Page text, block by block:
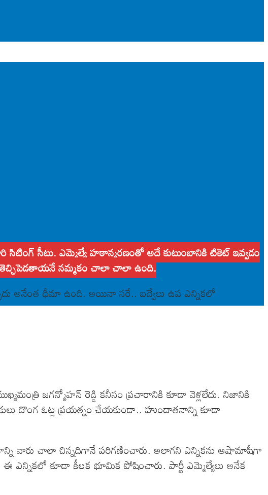
సీటు. ఎమ్మెల్యే హఠాన్మరణంతో అదే కుటుంబానికి టికెట్ ఇవ్వడం
తెచ్చిపెడతాయనే నమ్మకం చాలా చాలా ఉంది.
అనేంత ధీమా ఉంది. అయినా సరే.. బద్వేలు ఉప ఎన్నికలో
జగన్మోహన్ రెడ్డి కనీసం ప్రచారానికి కూడా వెళ్లలేదు. నిజానికి
దొంగ ఓట్ల ప్రయత్నం చేయకుండా.. హుందాతనాన్ని కూడా
వారు చాలా చిన్నదిగానే పరిగణించారు. అలాగని ఎన్నికను ఆషామాషీగా
ఈ ఎన్నికలో కూడా కీలక భూమిక పోషించారు. పార్టీ ఎమ్మెల్యేలు అనేక